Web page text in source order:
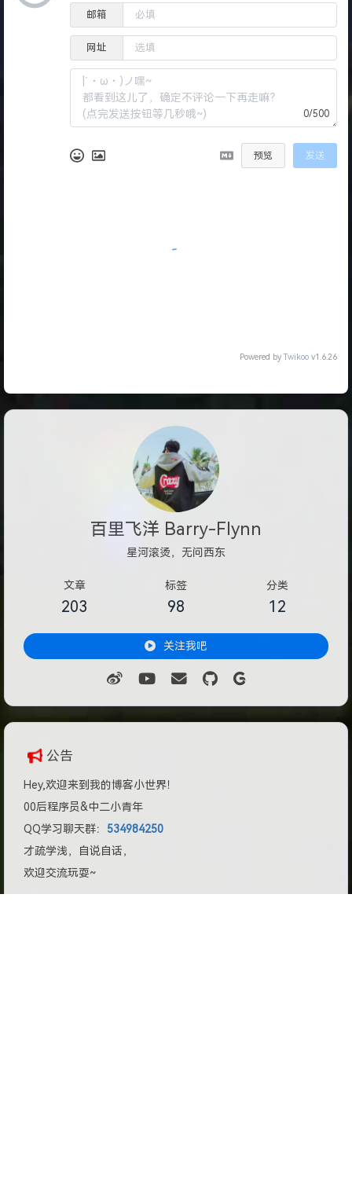
邮箱
网址
0/500
预览 发送
Powered byTwikoo v1.6.26
百里飞洋 Barry-Flynn
星河滚烫，无问西东
文章
203
标签
98
分类
12
关注我吧
公告
Hey,欢迎来到我的博客小世界！
00后程序员&中二小青年
QQ学习聊天群： 534984250
才疏学浅，自说自话，
欢迎交流玩耍~